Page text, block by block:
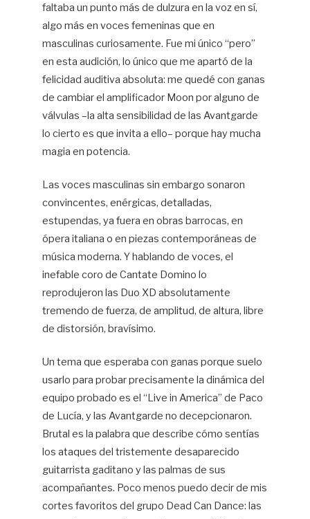
faltaba un punto más de dulzura en la voz en sí,
algo más en voces femeninas que en
masculinas curiosamente. Fue mi único “pero”
en esta audición, lo único que me apartó de la
felicidad auditiva absoluta: me quedé con ganas
de cambiar el amplificador Moon por alguno de
válvulas –la alta sensibilidad de las Avantgarde
lo cierto es que invita a ello– porque hay mucha
magia en potencia.
Las voces masculinas sin embargo sonaron
convincentes, enérgicas, detalladas,
estupendas, ya fuera en obras barrocas, en
ópera italiana o en piezas contemporáneas de
música moderna. Y hablando de voces, el
inefable coro de Cantate Domino lo
reprodujeron las Duo XD absolutamente
tremendo de fuerza, de amplitud, de altura, libre
de distorsión, bravísimo.
Un tema que esperaba con ganas porque suelo
usarlo para probar precisamente la dinámica del
equipo probado es el “Live in America” de Paco
de Lucía, y las Avantgarde no decepcionaron.
Brutal es la palabra que describe cómo sentías
los ataques del tristemente desaparecido
guitarrista gaditano y las palmas de sus
acompañantes. Poco menos puedo decir de mis
cortes favoritos del grupo Dead Can Dance: las